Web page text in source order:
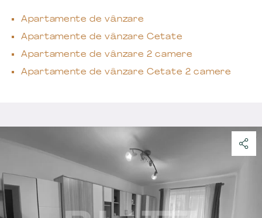
Apartamente de vânzare
Apartamente de vânzare Cetate
Apartamente de vânzare 2 camere
Apartamente de vânzare Cetate 2 camere